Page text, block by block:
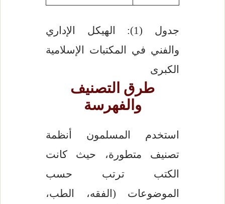
جدول (1): الهيكل الإداري
والفني في المكتبات الإسلامية
الكبرى
طرق التصنيف
والفهرسة
استخدم المسلمون أنظمة
تصنيف متطورة، حيث كانت
الكتب ترتب حسب
الموضوعات (الفقه، الطب،